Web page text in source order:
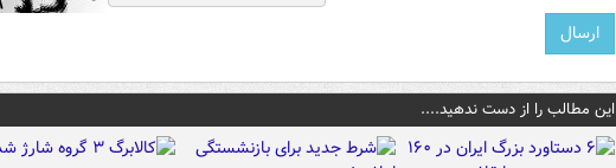
این مطالب را از دست ندهید....